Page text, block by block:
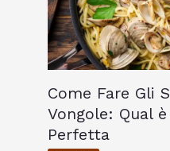
Come Fare Gli
Vongole: Qual
Perfetta